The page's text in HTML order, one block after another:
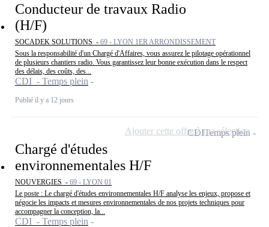
Conducteur de travaux Radio
(H/F)
SOCADEK SOLUTIONS - 69 - LYON 1ER ARRONDISSEMENT
Sous la responsabilité d'un Chargé d'Affaires, vous assurez le pilotage opérationnel
de plusieurs chantiers radio. Vous garantissez leur bonne exécution dans le respect
des délais, des coûts, des...
CDI - Temps plein
Publié il y a 12 jours
Chargé d'études
environnementales H/F
NOUVERGIES - 69 - LYON 01
Le poste : Le chargé d'études environnementales H/F analyse les enjeux, propose et
négocie les impacts et mesures environnementales de nos projets techniques pour
accompagner la conception, la...
CDI - Temps plein
CDITemps plein
Ajouter cette offre à ma sélection